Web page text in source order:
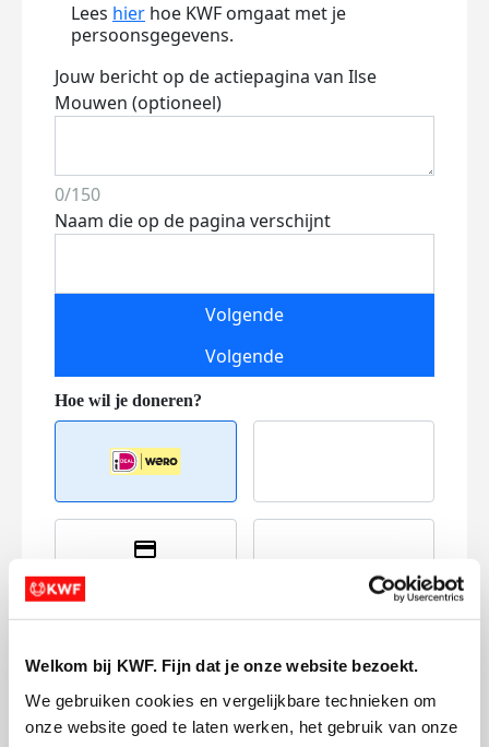
Welkom bij KWF. Fijn dat je onze website bezoekt.
We gebruiken cookies en vergelijkbare technieken om
onze website goed te laten werken, het gebruik van onze
Lees hier hoe KWF omgaat met je
persoonsgegevens.
Jouw bericht op de actiepagina van Ilse
Mouwen (optioneel)
0/150
Naam die op de pagina verschijnt
Volgende
Volgende
Referentie